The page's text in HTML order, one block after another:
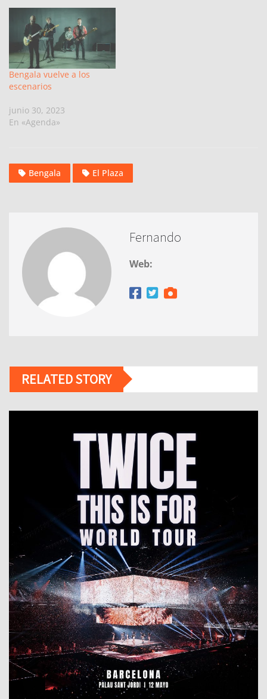
Bengala vuelve a los
escenarios
junio 30, 2023
En «Agenda»
Bengala El Plaza
Fernando
Web:
RELATED STORY